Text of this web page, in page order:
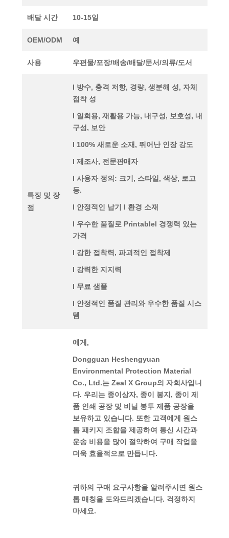
배달 시간 10-15일
OEM/ODM 예
사용 우편물/포장/배송/배달/문서/의류/도서
특징 및 장
점
l 방수, 충격 저항, 경량, 생분해 성, 자체
접착 성
l 일회용, 재활용 가능, 내구성, 보호성, 내
구성, 보안
l 100% 새로운 소재, 뛰어난 인장 강도
l 제조사, 전문판매자
l 사용자 정의: 크기, 스타일, 색상, 로고
등.
l 안정적인 납기 l 환경 소재
l 우수한 품질로 Printablel 경쟁력 있는
가격
l 강한 접착력, 파괴적인 접착제
l 강력한 지지력
l 무료 샘플
l 안정적인 품질 관리와 우수한 품질 시스
템
에게,
Dongguan Heshengyuan
Environmental Protection Material
Co., Ltd.는 Zeal X Group의 자회사입니
다. 우리는 종이상자, 종이 봉지, 종이 제
품 인쇄 공장 및 비닐 봉투 제품 공장을
보유하고 있습니다. 또한 고객에게 원스
톱 패키지 조합을 제공하여 통신 시간과
운송 비용을 많이 절약하여 구매 작업을
더욱 효율적으로 만듭니다.
귀하의 구매 요구사항을 알려주시면 원스
톱 매칭을 도와드리겠습니다. 걱정하지
마세요.